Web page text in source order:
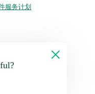
服务计划